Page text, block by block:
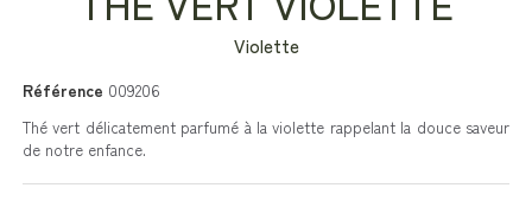
Violette
Référence 009206
Thé vert délicatement parfumé à la violette rappelant la douce saveur
de notre enfance.